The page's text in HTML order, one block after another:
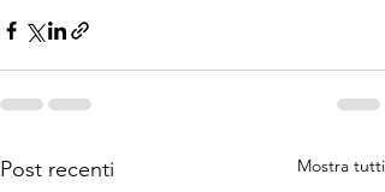
Post recenti Mostra tutti